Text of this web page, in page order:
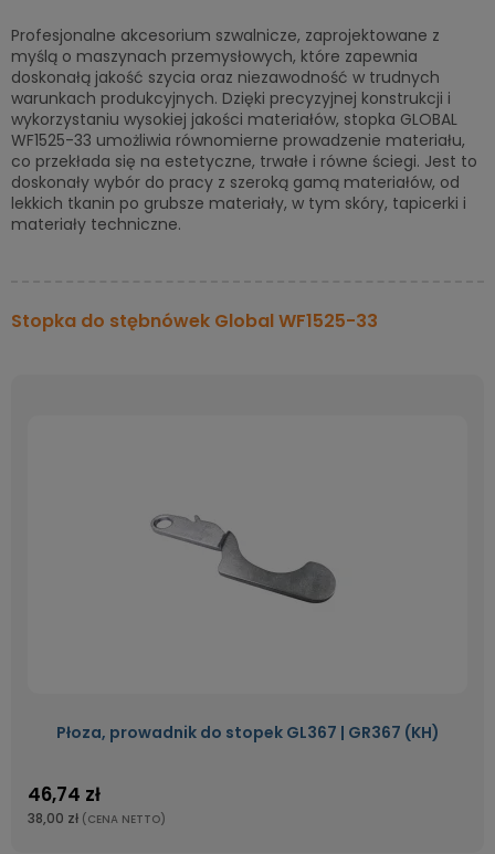
Profesjonalne akcesorium szwalnicze, zaprojektowane z
myślą o maszynach przemysłowych, które zapewnia
doskonałą jakość szycia oraz niezawodność w trudnych
warunkach produkcyjnych. Dzięki precyzyjnej konstrukcji i
wykorzystaniu wysokiej jakości materiałów, stopka GLOBAL
WF1525-33 umożliwia równomierne prowadzenie materiału,
co przekłada się na estetyczne, trwałe i równe ściegi. Jest to
doskonały wybór do pracy z szeroką gamą materiałów, od
lekkich tkanin po grubsze materiały, w tym skóry, tapicerki i
materiały techniczne.
Stopka do stębnówek Global WF1525-33
Płoza, prowadnik do stopek GL367 | GR367 (KH)
46,74 zł
38,00 zł (CENA NETTO)